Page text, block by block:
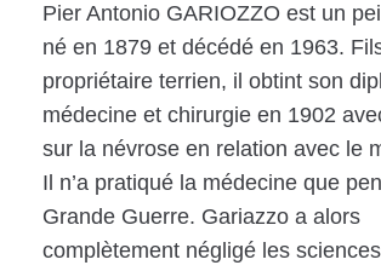
Pier Antonio GARIOZZO est un
né en 1879 et décédé en 1963.
propriétaire terrien, il obtint son
médecine et chirurgie en 1902
sur la névrose en relation avec le
Il n’a pratiqué la médecine que
Grande Guerre. Gariazzo a alors
complètement négligé les